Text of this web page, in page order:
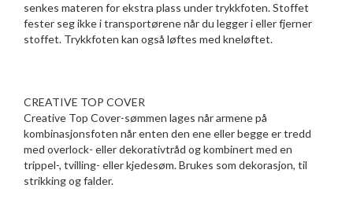
senkes materen for ekstra plass under trykkfoten. Stoffet
fester seg ikke i transportørene når du legger i eller fjerner
stoffet. Trykkfoten kan også løftes med kneløftet.
CREATIVE TOP COVER
Creative Top Cover-sømmen lages når armene på
kombinasjonsfoten når enten den ene eller begge er tredd
med overlock- eller dekorativtråd og kombinert med en
trippel-, tvilling- eller kjedesøm. Brukes som dekorasjon, til
strikking og falder.